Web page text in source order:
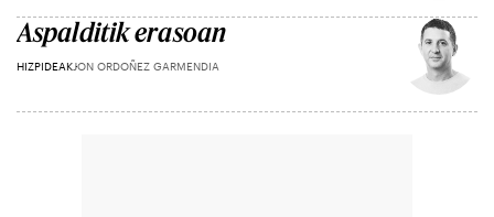
Aspalditik erasoan
HIZPIDEAKJON ORDOÑEZ GARMENDIA